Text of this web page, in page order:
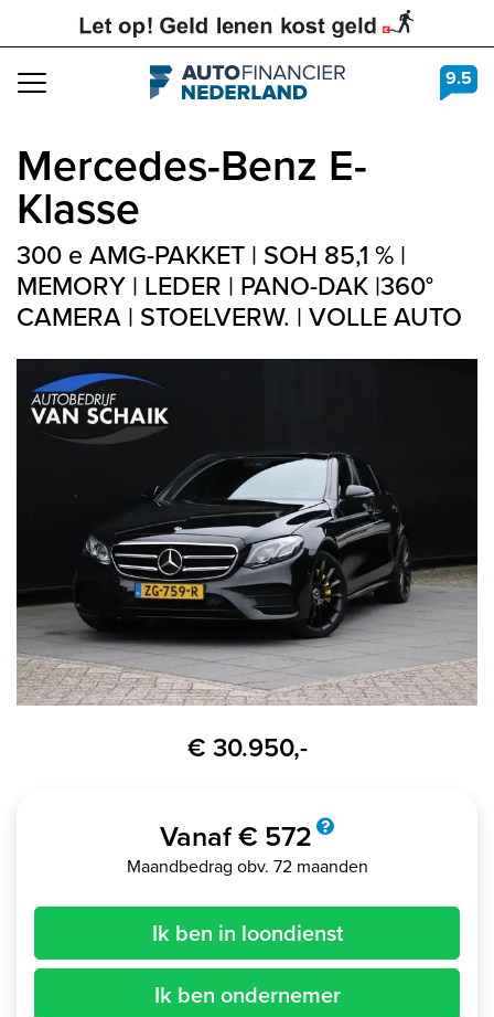
Navigation 9.5
Mercedes-Benz E-
Klasse
300 e AMG-PAKKET | SOH 85,1 % |
MEMORY | LEDER | PANO-DAK |360°
CAMERA | STOELVERW. | VOLLE AUTO
€ 30.950,-
Vanaf € 572
Maandbedrag obv. 72 maanden
Ik ben in loondienst
Ik ben ondernemer